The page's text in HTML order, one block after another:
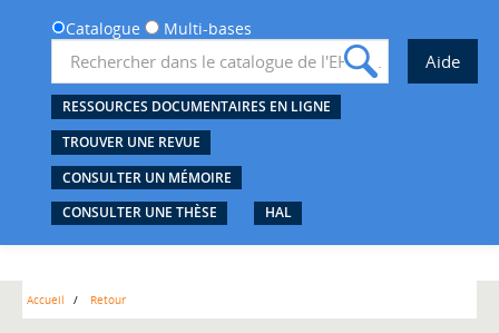
Catalogue Multi-bases
RESSOURCES DOCUMENTAIRES EN LIGNE
TROUVER UNE REVUE
CONSULTER UN MÉMOIRE
CONSULTER UNE THÈSE
HAL
Accueil Retour